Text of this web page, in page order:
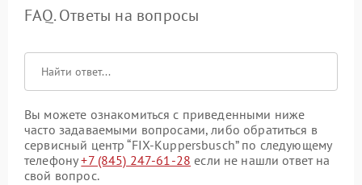
FAQ. Ответы на вопросы
Вы можете ознакомиться с приведенными ниже
часто задаваемыми вопросами, либо обратиться в
сервисный центр “FIX-Kuppersbusch” по следующему
телефону+7 (845) 247-61-28 если не нашли ответ на
свой вопрос.